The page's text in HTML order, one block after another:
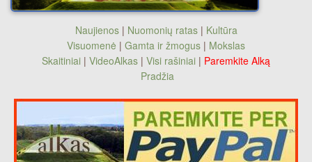
Naujienos| Nuomonių ratas| Kultūra
Visuomenė | Gamta ir žmogus | Mokslas
Skaitiniai | VideoAlkas | Visi rašiniai | Paremkite Alką
Pradžia